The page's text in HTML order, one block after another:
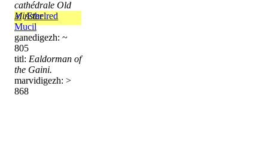
cathédrale Old
Minster
♂ Æthelred
Mucil
ganedigezh: ~
805
titl: Ealdorman of
the Gaini.
marvidigezh: >
868